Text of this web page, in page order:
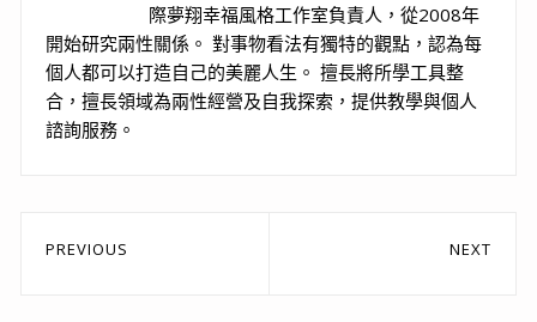
際夢翔幸福風格工作室負責人，從2008年
開始研究兩性關係。 對事物看法有獨特的觀點，認為每
個人都可以打造自己的美麗人生。 擅長將所學工具整
合，擅長領域為兩性經營及自我探索，提供教學與個人
諮詢服務。
文
PREVIOUS NEXT